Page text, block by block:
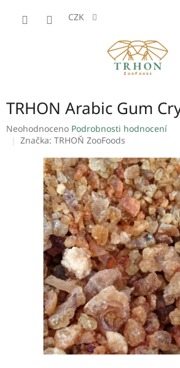
CZK
TRHON Arabic Gum
Průměrné
hodnocení
hvězdiček.
Neohodnoceno Podrobnosti hodnocení
Značka: TRHOŇ ZooFoods